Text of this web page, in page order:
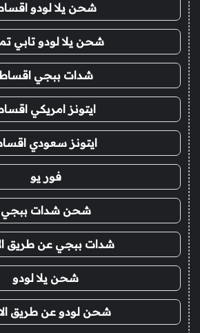
شحن يلا لودو
شحن يلا لودو تابي
شدات ببجي
ايتونز امريكي
ايتونز سعودي
فور يو
شحن شدات ببجي
شدات ببجي عن طريق
شحن يلا لودو
شحن لودو عن طريق